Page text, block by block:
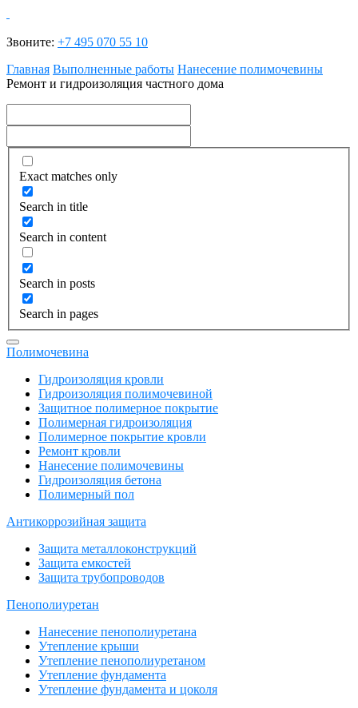
Звоните: +7 495 070 55 10
Главная Выполненные работы Нанесение полимочевины
Ремонт и гидроизоляция частного дома
Exact matches only
Search in title
Search in content
Search in posts
Search in pages
Полимочевина
Гидроизоляция кровли
Гидроизоляция полимочевиной
Защитное полимерное покрытие
Полимерная гидроизоляция
Полимерное покрытие кровли
Ремонт кровли
Нанесение полимочевины
Гидроизоляция бетона
Полимерный пол
Антикоррозийная защита
Защита металлоконструкций
Защита емкостей
Защита трубопроводов
Пенополиуретан
Нанесение пенополиуретана
Утепление крыши
Утепление пенополиуретаном
Утепление фундамента
Утепление фундамента и цоколя